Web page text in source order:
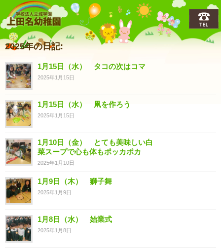
上田名(うえだな)幼稚園
2025年の日記:
1月15日（水） タコの次はコマ
2025年1月15日
1月15日（水） 凧を作ろう
2025年1月15日
1月10日（金） とても美味しい白
菜スープで心も体もポッカポカ
2025年1月10日
1月9日（木） 獅子舞
2025年1月9日
1月8日（水） 始業式
2025年1月8日